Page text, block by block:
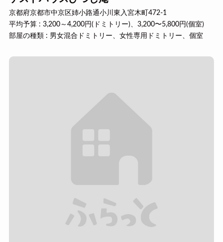
京都府京都市中京区姉小路通小川東入宮木町472-1
平均予算 : 3,200～4,200円(ドミトリー)、3,200〜5,800円(個室)
部屋の種類 : 男女混合ドミトリー、女性専用ドミトリー、個室